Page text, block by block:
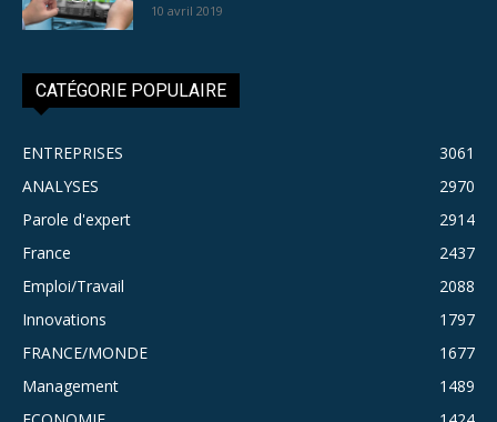
10 avril 2019
CATÉGORIE POPULAIRE
ENTREPRISES
3061
ANALYSES
2970
Parole d'expert
2914
France
2437
Emploi/Travail
2088
Innovations
1797
FRANCE/MONDE
1677
Management
1489